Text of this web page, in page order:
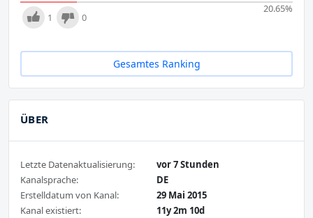
20.65%
1 0
Gesamtes Ranking
ÜBER
Letzte Datenaktualisierung:
vor 7 Stunden
Kanalsprache:
DE
Erstelldatum von Kanal:
29 Mai 2015
Kanal existiert:
11y 2m 10d